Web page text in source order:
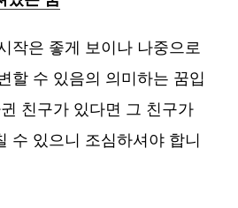
작은 좋게 보이나 나중으로
할 수 있음의 의미하는 꿈입
친구가 있다면 그 친구가
수 있으니 조심하셔야 합니